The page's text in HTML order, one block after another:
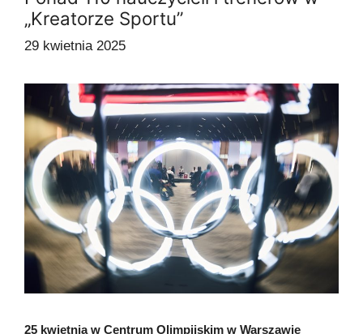
„Kreatorze Sportu”
29 kwietnia 2025
25 kwietnia w Centrum Olimpijskim w Warszawie